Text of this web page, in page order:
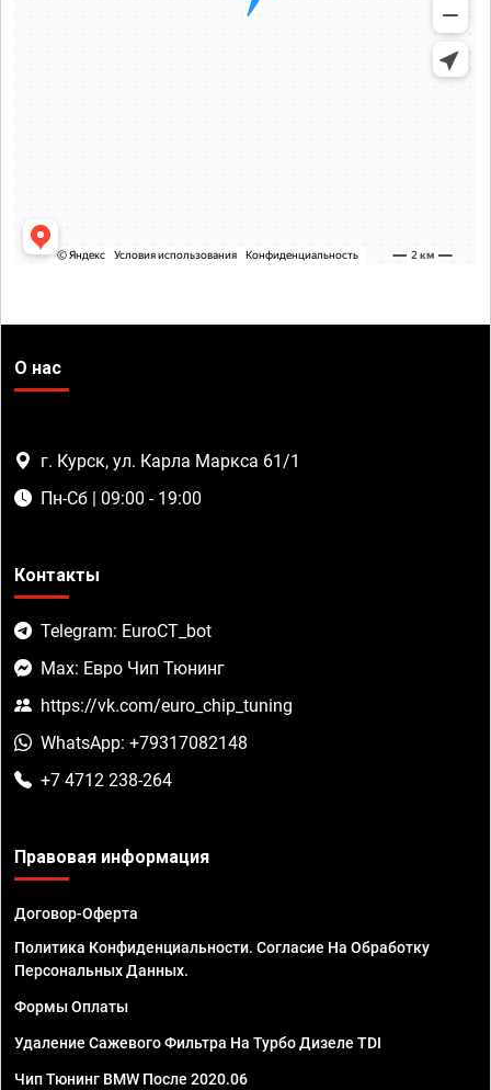
О нас
г. Курск, ул. Карла Маркса 61/1
Пн-Сб | 09:00 - 19:00
Контакты
Telegram: EuroCT_bot
Max: Евро Чип Тюнинг
https://vk.com/euro_chip_tuning
WhatsApp: +79317082148
+7 4712 238-264
Правовая информация
Договор-Оферта
Политика Конфиденциальности. Согласие На Обработку
Персональных Данных.
Формы Оплаты
Удаление Сажевого Фильтра На Турбо Дизеле TDI
Чип Тюнинг BMW После 2020.06